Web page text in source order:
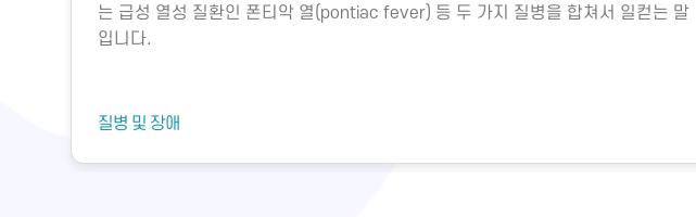
는 급성 열성 질환인 폰티악 열(pontiac fever) 등 두 가지 질병을 합쳐서 일컫는 말
입니다.
질병 및 장애